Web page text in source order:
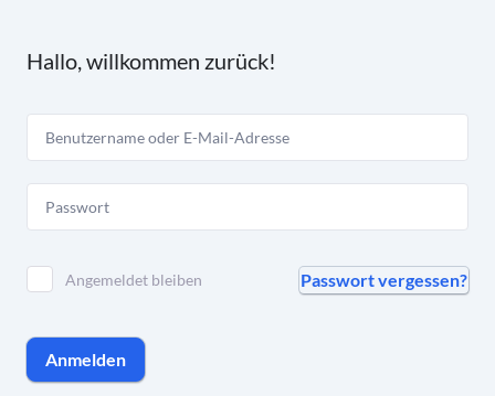
Hallo, willkommen zurück!
Angemeldet bleiben Passwort vergessen?
Anmelden